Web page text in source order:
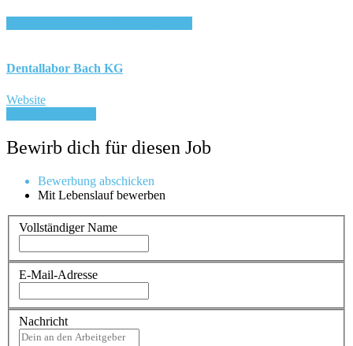
Dentallabor Bach KG
Website
Bewirb dich für diesen Job
Bewerbung abschicken
Mit Lebenslauf bewerben
Vollständiger Name
E-Mail-Adresse
Nachricht